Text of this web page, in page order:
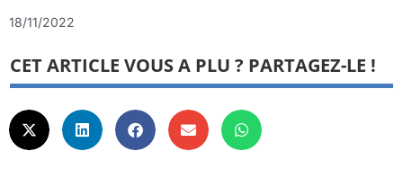
18/11/2022
CET ARTICLE VOUS A PLU ? PARTAGEZ-LE !